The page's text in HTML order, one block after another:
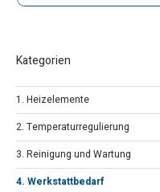
Kategorien
1. Heizelemente
2. Temperaturregulierung
3. Reinigung und Wartung
4. Werkstattbedarf